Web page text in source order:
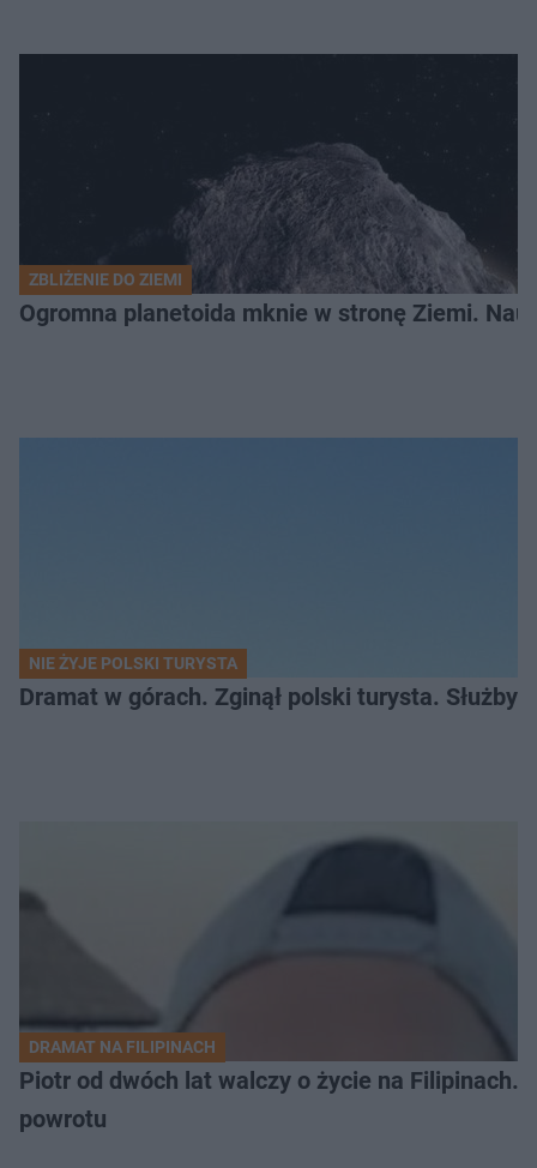
ZBLIŻENIE DO ZIEMI
Ogromna planetoida mknie w stronę Ziemi.
NIE ŻYJE POLSKI TURYSTA
Dramat w górach. Zginął polski turysta. Służby
DRAMAT NA FILIPINACH
Piotr od dwóch lat walczy o życie na Filipinach.
powrotu